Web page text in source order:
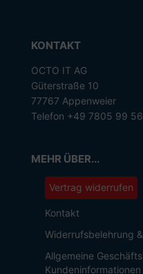
KONTAKT
OCTO IT AG
Güterstraße 10
77767 Appenweier
Telefon +49 7805 99
MEHR ÜBER...
Vertrag widerrufen
Kontakt
Widerrufsbelehrung
Allgemeine
Kundeninformationen